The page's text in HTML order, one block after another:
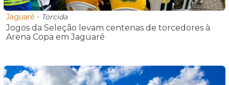
Jaguaré - Torcida
Jogos da Seleção levam centenas de torcedores à
Arena Copa em Jaguaré